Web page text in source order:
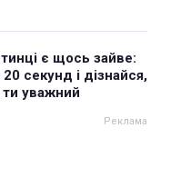
є щось зайве:
секунд і дізнайся,
ти уважний